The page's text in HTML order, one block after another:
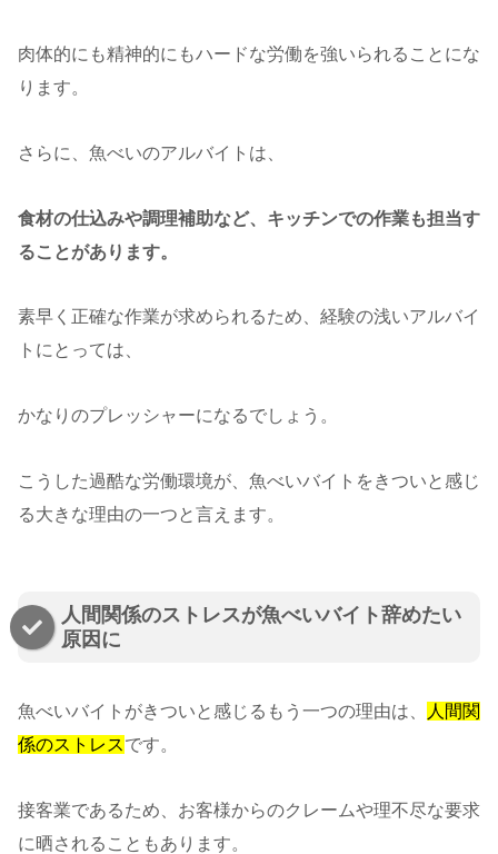
肉体的にも精神的にもハードな労働を強いられることにな
ります。
さらに、魚べいのアルバイトは、
食材の仕込みや調理補助など、キッチンでの作業も担当す
ることがあります。
素早く正確な作業が求められるため、経験の浅いアルバイ
トにとっては、
かなりのプレッシャーになるでしょう。
こうした過酷な労働環境が、魚べいバイトをきついと感じ
る大きな理由の一つと言えます。
人間関係のストレスが魚べいバイト辞めたい
原因に
魚べいバイトがきついと感じるもう一つの理由は、
人間関
係のストレスです。
接客業であるため、お客様からのクレームや理不尽な要求
に晒されることもあります。